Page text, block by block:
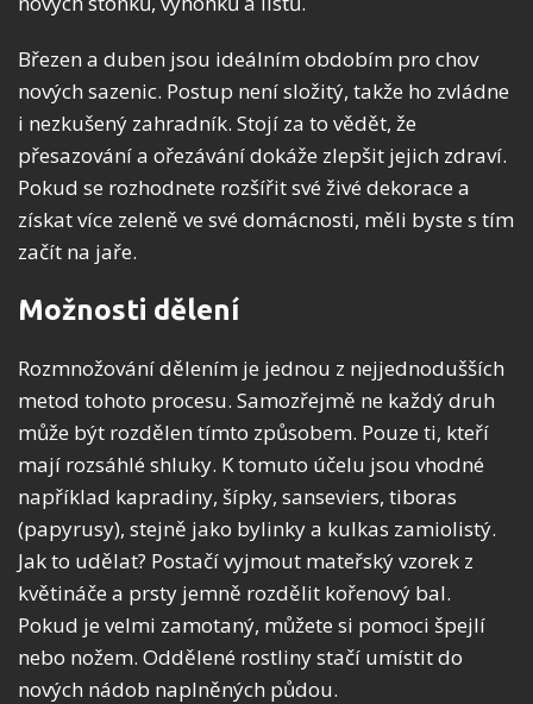
Březen a duben jsou ideálním obdobím pro chov
nových sazenic. Postup není složitý, takže ho zvládne
i nezkušený zahradník. Stojí za to vědět, že
přesazování a ořezávání dokáže zlepšit jejich zdraví.
Pokud se rozhodnete rozšířit své živé dekorace a
získat více zeleně ve své domácnosti, měli byste s tím
začít na jaře.
Možnosti dělení
Rozmnožování dělením je jednou z nejjednodušších
metod tohoto procesu. Samozřejmě ne každý druh
může být rozdělen tímto způsobem. Pouze ti, kteří
mají rozsáhlé shluky. K tomuto účelu jsou vhodné
například kapradiny, šípky, sanseviers, tiboras
(papyrusy), stejně jako bylinky a kulkas zamiolistý.
Jak to udělat? Postačí vyjmout mateřský vzorek z
květináče a prsty jemně rozdělit kořenový bal.
Pokud je velmi zamotaný, můžete si pomoci špejlí
nebo nožem. Oddělené rostliny stačí umístit do
nových nádob naplněných půdou.